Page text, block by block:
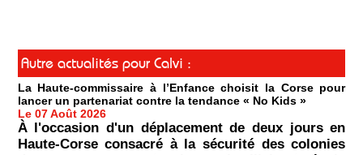
Autre actualités pour Calvi :
La Haute-commissaire à l’Enfance choisit la Corse pour
lancer un partenariat contre la tendance « No Kids »
Le 07 Août 2026
À l'occasion d'un déplacement de deux jours en
Haute-Corse consacré à la sécurité des colonies